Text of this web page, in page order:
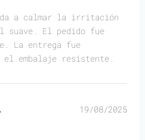
a calmar la irritación
suave. El pedido fue
La entrega fue
embalaje resistente.
19/08/2025